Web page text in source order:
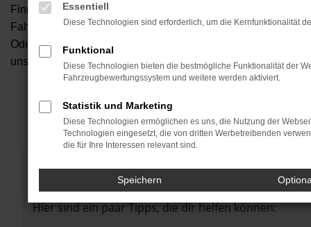
Finden Sie Ihren neuen Traumwagen bei uns. Dafür haben
Fahrzeuge an, die bei uns auf dem Hof stehen. Dann
Oder Sie klicken auf den Button Autobörse und Sie haben
unserem Händlernetzwerk. Diese Fahrzeuge können wir
Fehler: Network Error
Beim Laden ist ein Fehler aufgetreten.
Hier sind ein paar Tipps, die dir helfen können:
Essentiell
Diese Technologien sind erforderlich, um die Kernfunktionalität
Funktional
Diese Technologien bieten die bestmögliche Funktionalität der
Fahrzeugbewertungssystem und weitere werden aktiviert.
Statistik und Marketing
Diese Technologien ermöglichen es uns, die Nutzung der
Technologien eingesetzt, die von dritten Werbetreibenden
die für Ihre Interessen relevant sind.
Speichern